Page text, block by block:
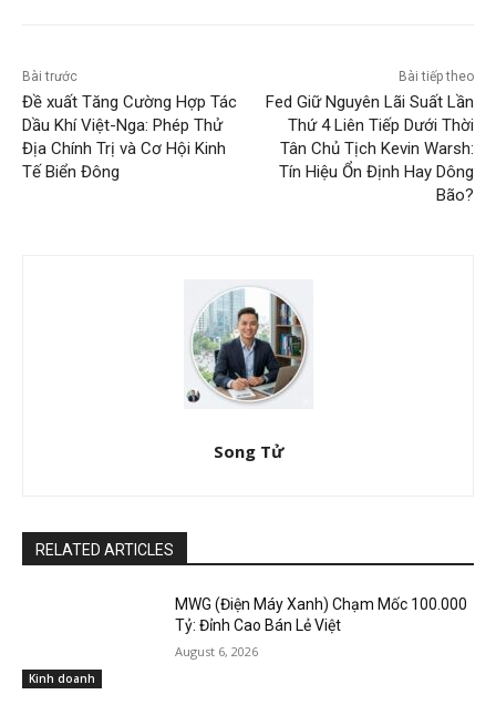
Bài trước
Đề xuất Tăng Cường Hợp Tác
Dầu Khí Việt-Nga: Phép Thử
Địa Chính Trị và Cơ Hội Kinh
Tế Biển Đông
Bài tiếp theo
Fed Giữ Nguyên Lãi Suất Lần
Thứ 4 Liên Tiếp Dưới Thời
Tân Chủ Tịch Kevin Warsh:
Tín Hiệu Ổn Định Hay Dông
Bão?
Song Tử
RELATED ARTICLES
Kinh doanh
MWG (Điện Máy Xanh) Chạm Mốc 100.000
Tỷ: Đỉnh Cao Bán Lẻ Việt
August 6, 2026